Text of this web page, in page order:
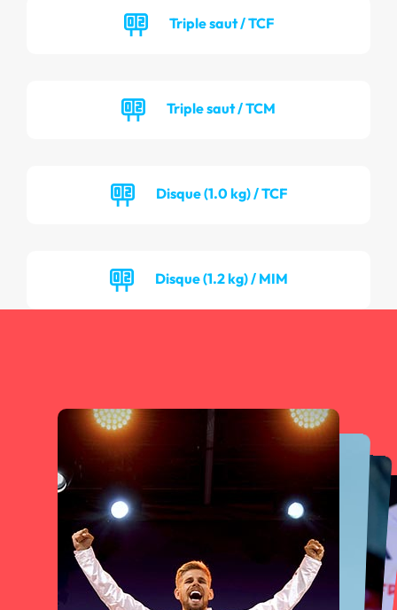
Triple saut / TCF
Triple saut / TCM
Disque (1.0 kg) / TCF
Disque (1.2 kg) / MIM